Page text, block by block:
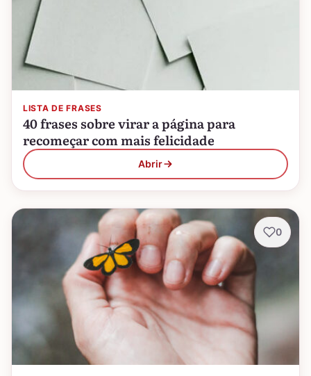
LISTA DE FRASES
40 frases sobre virar a página para
recomeçar com mais felicidade
Abrir
0